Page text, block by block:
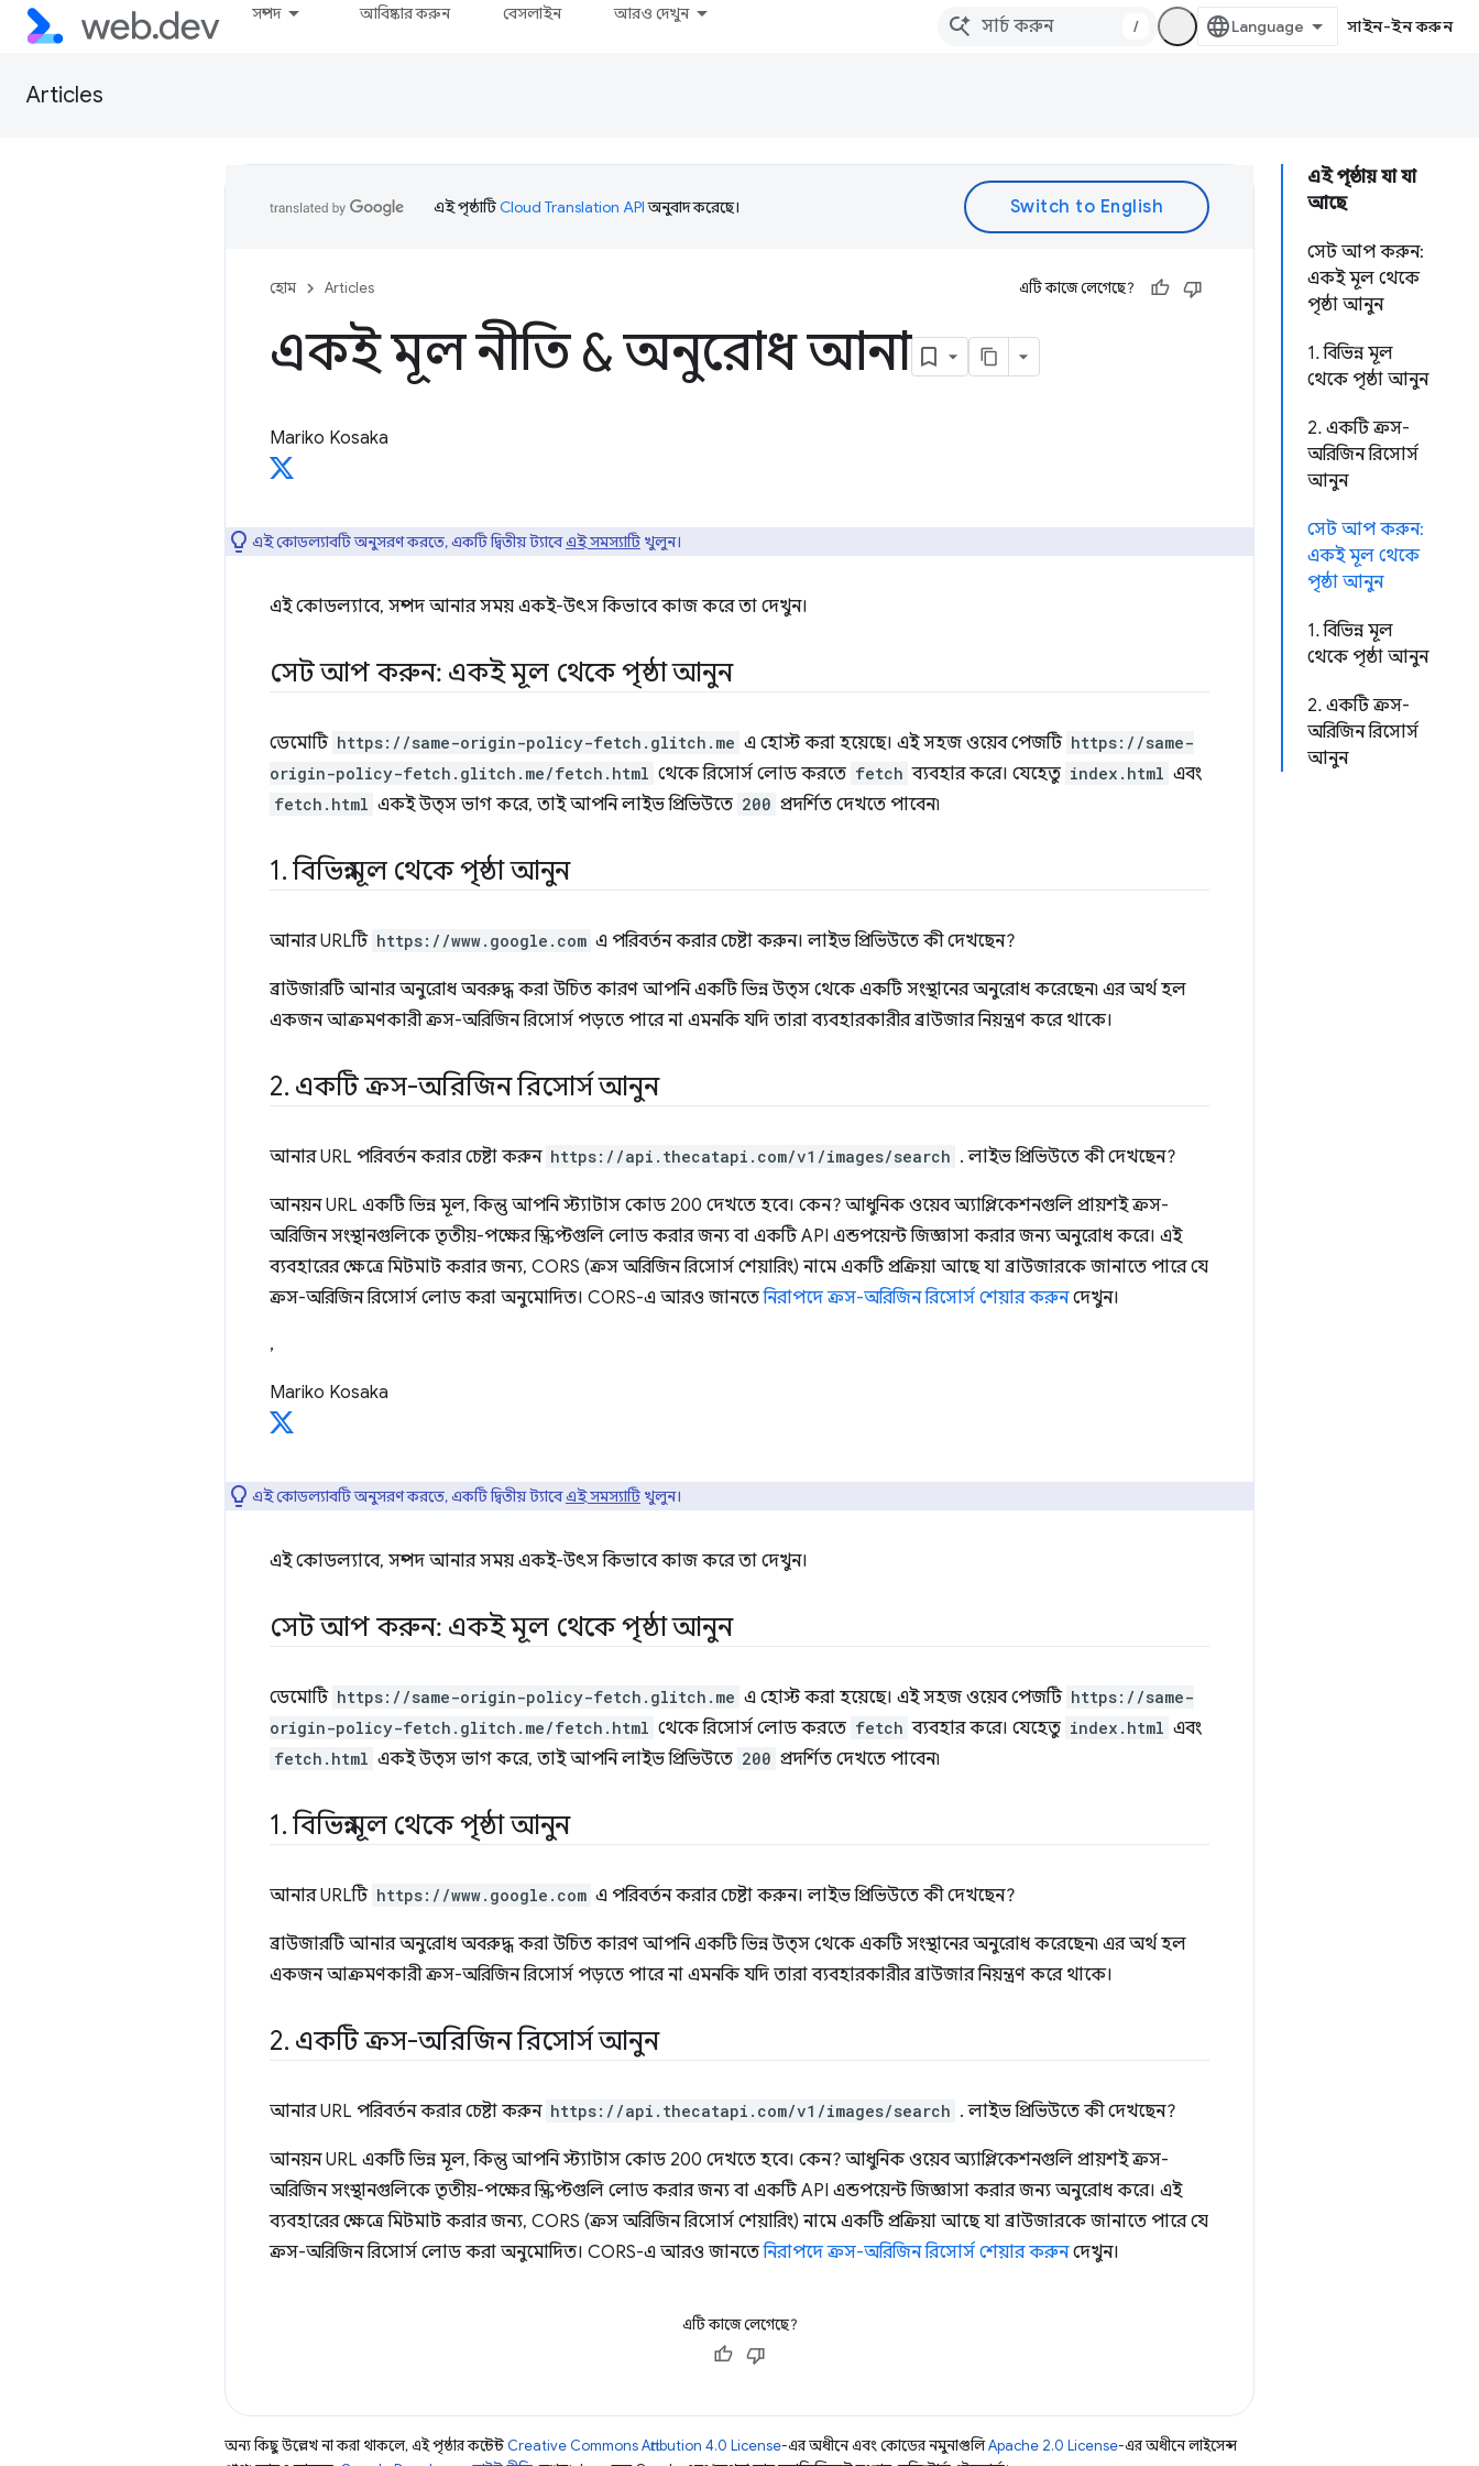
সম্পদ আবিষ্কার করুন বেসলাইন আরও দেখুন
/ সাইন-ইন করুন
Articles
এই পৃষ্ঠায় যা যা
আছে
সেট আপ করুন:
একই মূল থেকে
পৃষ্ঠা আনুন
1. বিভিন্ন মূল
থেকে পৃষ্ঠা আনুন
2. একটি ক্রস-
অরিজিন রিসোর্স
আনুন
সেট আপ করুন:
একই মূল থেকে
পৃষ্ঠা আনুন
1. বিভিন্ন মূল
থেকে পৃষ্ঠা আনুন
2. একটি ক্রস-
অরিজিন রিসোর্স
আনুন
এই পৃষ্ঠাটিCloud Translation APIঅনুবাদ করেছে।
হোম Articles এটি কাজে লেগেছে?
একই মূল নীতি & অনুরোধ আনা
Mariko Kosaka
এই কোডল্যাবটি অনুসরণ করতে, একটি দ্বিতীয় ট্যাবেএই সমস্যাটি খুলুন।
এই কোডল্যাবে, সম্পদ আনার সময় একই-উৎস কিভাবে কাজ করে তা দেখুন।
সেট আপ করুন: একই মূল থেকে পৃষ্ঠা আনুন
ডেমোটি https://same-origin-policy-fetch.glitch.me এ হোস্ট করা হয়েছে। এই সহজ ওয়েব পেজটি https://same-
origin-policy-fetch.glitch.me/fetch.html থেকে রিসোর্স লোড করতে fetch ব্যবহার করে। যেহেতু index.html এবং
fetch.html একই উত্স ভাগ করে, তাই আপনি লাইভ প্রিভিউতে 200 প্রদর্শিত দেখতে পাবেন৷
1. বিভিন্ন মূল থেকে পৃষ্ঠা আনুন
আনার URLটি https://www.google.com এ পরিবর্তন করার চেষ্টা করুন। লাইভ প্রিভিউতে কী দেখছেন?
ব্রাউজারটি আনার অনুরোধ অবরুদ্ধ করা উচিত কারণ আপনি একটি ভিন্ন উত্স থেকে একটি সংস্থানের অনুরোধ করেছেন৷ এর অর্থ হল
একজন আক্রমণকারী ক্রস-অরিজিন রিসোর্স পড়তে পারে না এমনকি যদি তারা ব্যবহারকারীর ব্রাউজার নিয়ন্ত্রণ করে থাকে।
2. একটি ক্রস-অরিজিন রিসোর্স আনুন
আনার URL পরিবর্তন করার চেষ্টা করুন https://api.thecatapi.com/v1/images/search . লাইভ প্রিভিউতে কী দেখছেন?
আনয়ন URL একটি ভিন্ন মূল, কিন্তু আপনি স্ট্যাটাস কোড 200 দেখতে হবে। কেন? আধুনিক ওয়েব অ্যাপ্লিকেশনগুলি প্রায়শই ক্রস-
অরিজিন সংস্থানগুলিকে তৃতীয়-পক্ষের স্ক্রিপ্টগুলি লোড করার জন্য বা একটি API এন্ডপয়েন্ট জিজ্ঞাসা করার জন্য অনুরোধ করে। এই
ব্যবহারের ক্ষেত্রে মিটমাট করার জন্য, CORS (ক্রস অরিজিন রিসোর্স শেয়ারিং) নামে একটি প্রক্রিয়া আছে যা ব্রাউজারকে জানাতে পারে যে
ক্রস-অরিজিন রিসোর্স লোড করা অনুমোদিত। CORS-এ আরও জানতেনিরাপদে ক্রস-অরিজিন রিসোর্স শেয়ার করুনদেখুন।
,
Mariko Kosaka
এই কোডল্যাবটি অনুসরণ করতে, একটি দ্বিতীয় ট্যাবেএই সমস্যাটি খুলুন।
এই কোডল্যাবে, সম্পদ আনার সময় একই-উৎস কিভাবে কাজ করে তা দেখুন।
সেট আপ করুন: একই মূল থেকে পৃষ্ঠা আনুন
ডেমোটি https://same-origin-policy-fetch.glitch.me এ হোস্ট করা হয়েছে। এই সহজ ওয়েব পেজটি https://same-
origin-policy-fetch.glitch.me/fetch.html থেকে রিসোর্স লোড করতে fetch ব্যবহার করে। যেহেতু index.html এবং
fetch.html একই উত্স ভাগ করে, তাই আপনি লাইভ প্রিভিউতে 200 প্রদর্শিত দেখতে পাবেন৷
1. বিভিন্ন মূল থেকে পৃষ্ঠা আনুন
আনার URLটি https://www.google.com এ পরিবর্তন করার চেষ্টা করুন। লাইভ প্রিভিউতে কী দেখছেন?
ব্রাউজারটি আনার অনুরোধ অবরুদ্ধ করা উচিত কারণ আপনি একটি ভিন্ন উত্স থেকে একটি সংস্থানের অনুরোধ করেছেন৷ এর অর্থ হল
একজন আক্রমণকারী ক্রস-অরিজিন রিসোর্স পড়তে পারে না এমনকি যদি তারা ব্যবহারকারীর ব্রাউজার নিয়ন্ত্রণ করে থাকে।
2. একটি ক্রস-অরিজিন রিসোর্স আনুন
আনার URL পরিবর্তন করার চেষ্টা করুন https://api.thecatapi.com/v1/images/search . লাইভ প্রিভিউতে কী দেখছেন?
আনয়ন URL একটি ভিন্ন মূল, কিন্তু আপনি স্ট্যাটাস কোড 200 দেখতে হবে। কেন? আধুনিক ওয়েব অ্যাপ্লিকেশনগুলি প্রায়শই ক্রস-
অরিজিন সংস্থানগুলিকে তৃতীয়-পক্ষের স্ক্রিপ্টগুলি লোড করার জন্য বা একটি API এন্ডপয়েন্ট জিজ্ঞাসা করার জন্য অনুরোধ করে। এই
ব্যবহারের ক্ষেত্রে মিটমাট করার জন্য, CORS (ক্রস অরিজিন রিসোর্স শেয়ারিং) নামে একটি প্রক্রিয়া আছে যা ব্রাউজারকে জানাতে পারে যে
ক্রস-অরিজিন রিসোর্স লোড করা অনুমোদিত। CORS-এ আরও জানতেনিরাপদে ক্রস-অরিজিন রিসোর্স শেয়ার করুনদেখুন।
এটি কাজে লেগেছে?
অন্য কিছু উল্লেখ না করা থাকলে, এই পৃষ্ঠার কন্টেন্ট Creative Commons Attribution 4.0 License-এর অধীনে এবং কোডের নমুনাগুলিApache 2.0 License-এর অধীনে লাইসেন্স